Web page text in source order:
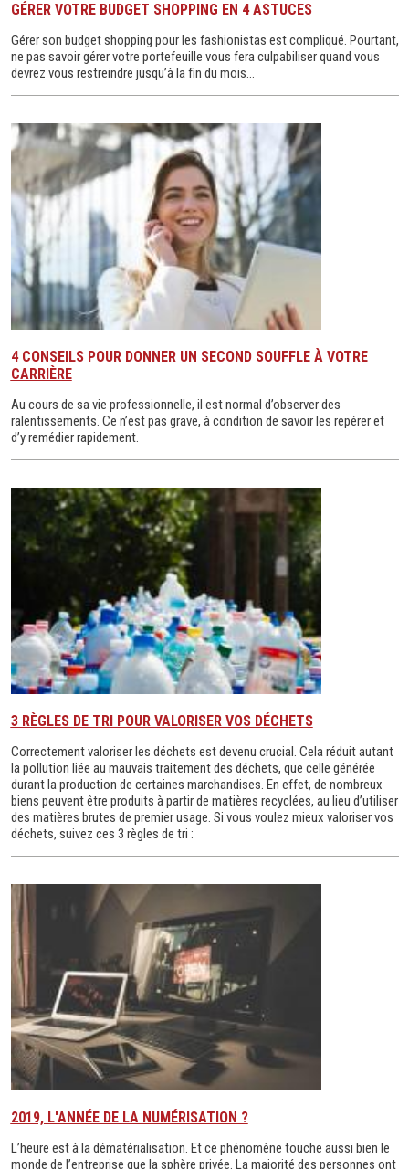
GÉRER VOTRE BUDGET SHOPPING EN 4 ASTUCES
Gérer son budget shopping pour les fashionistas est compliqué. Pourtant,
ne pas savoir gérer votre portefeuille vous fera culpabiliser quand vous
devrez vous restreindre jusqu’à la fin du mois…
4 CONSEILS POUR DONNER UN SECOND SOUFFLE À VOTRE
CARRIÈRE
Au cours de sa vie professionnelle, il est normal d’observer des
ralentissements. Ce n’est pas grave, à condition de savoir les repérer et
d’y remédier rapidement.
3 RÈGLES DE TRI POUR VALORISER VOS DÉCHETS
Correctement valoriser les déchets est devenu crucial. Cela réduit autant
la pollution liée au mauvais traitement des déchets, que celle générée
durant la production de certaines marchandises. En effet, de nombreux
biens peuvent être produits à partir de matières recyclées, au lieu d’utiliser
des matières brutes de premier usage. Si vous voulez mieux valoriser vos
déchets, suivez ces 3 règles de tri :
2019, L'ANNÉE DE LA NUMÉRISATION ?
L’heure est à la dématérialisation. Et ce phénomène touche aussi bien le
monde de l’entreprise que la sphère privée. La majorité des personnes ont